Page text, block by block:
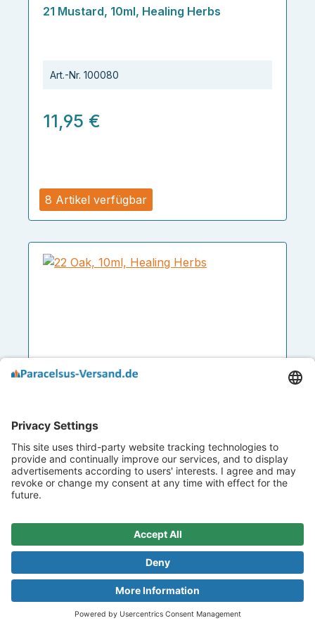
8 Artikel verfügbar
21 Mustard, 10ml, Healing Herbs
Art.-Nr. 100080
11,95 €
11,95 €